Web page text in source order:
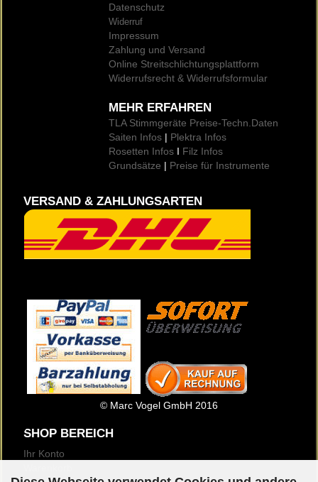
Datenschutz
Widerruf
Impressum
Zahlung und Versand
Online Streitschlichtungsplattform
Widerrufsrecht & Widerrufsformular
MEHR ERFAHREN
TLA Stimmgeräte Preise-Techn.Daten
Saiten Infos | Plektra Infos
Rosetten Infos I Filz Infos
Grundsätze | Preise für Instrumente
VERSAND & ZAHLUNGSARTEN
© Marc Vogel GmbH 2016
SHOP BEREICH
Ihr Konto